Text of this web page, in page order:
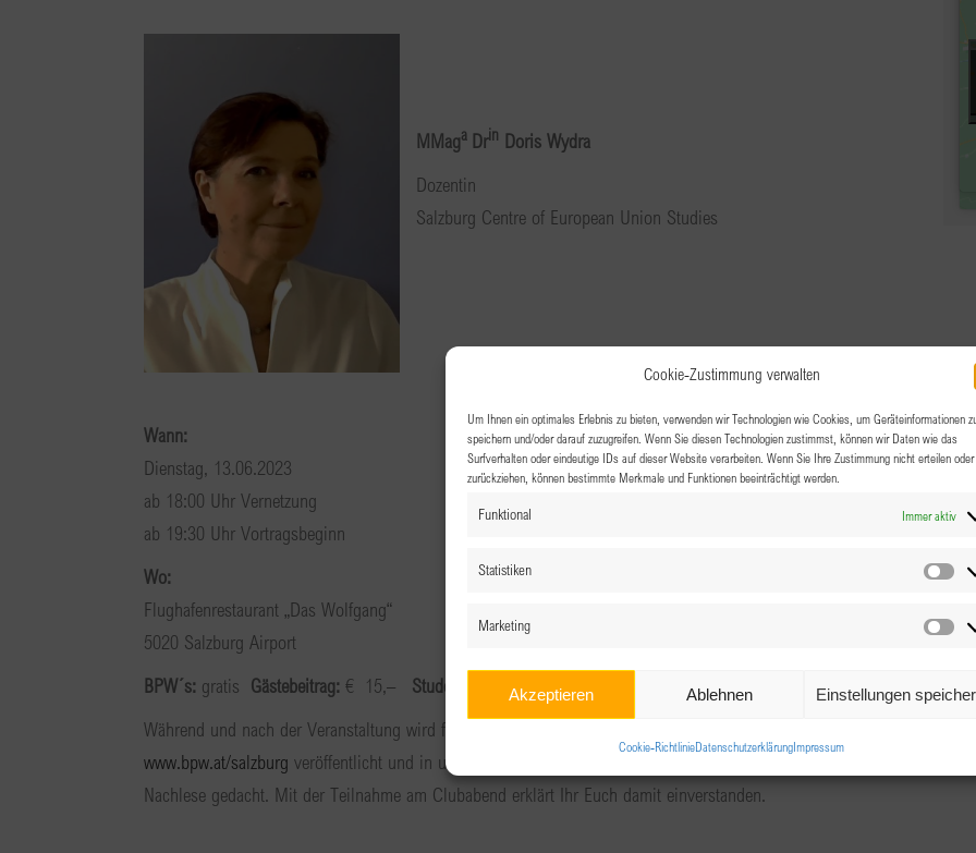
Cookie-Zustimmung verwalten
Um Ihnen ein optimales Erlebnis zu bieten, verwenden wir Technologien wie Cookies, um Geräteinformationen
speichern und/oder darauf zuzugreifen. Wenn Sie diesen Technologien zustimmst, können wir Daten wie das
Surfverhalten oder eindeutige IDs auf dieser Website verarbeiten. Wenn Sie Ihre Zustimmung nicht erteilen oder
zurückziehen, können bestimmte Merkmale und Funktionen beeinträchtigt werden.
Funktional Immer aktiv
Statistiken
Marketing
Akzeptieren Ablehnen Einstellungen
Cookie-RichtlinieDatenschutzerklärungImpressum
MMaga Drin Doris Wydra
Dozentin
Salzburg Centre of European Union Studies
Wann:
Dienstag, 13.06.2023
ab 18:00 Uhr Vernetzung
ab 19:30 Uhr Vortragsbeginn
Wo:
Flughafenrestaurant „Das Wolfgang“
5020 Salzburg Airport
BPW´s: gratis Gästebeitrag: € 15,– Student:innen: € 5,–
Während und nach der Veranstaltung wird fotografiert. Die Fotos werden auf unserer Homepage
www.bpw.at/salzburg veröffentlicht und in unserem Gästebuch eingeklebt und sind als Erinnerung und
Nachlese gedacht. Mit der Teilnahme am Clubabend erklärt Ihr Euch damit einverstanden.